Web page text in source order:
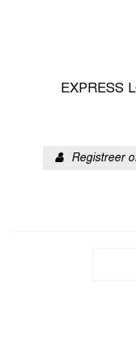
EXPRESS
Registreer